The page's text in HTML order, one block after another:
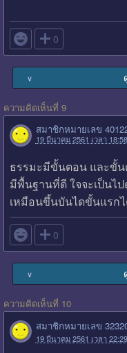
 0
∨
ความคิดเห็นที่ 9
สมาชิกหมายเลข
19 มีนาคม 2561 เวลา
ธรรมะมีขั้นตอน และขั้
มีพื้นฐานที่ดี ใจจะเป็นไ
เหมือนขึ้นบันไดขั้นแรกไ
 0
∨
ความคิดเห็นที่ 10
สมาชิกหมายเลข
19 มีนาคม 2561 เวลา